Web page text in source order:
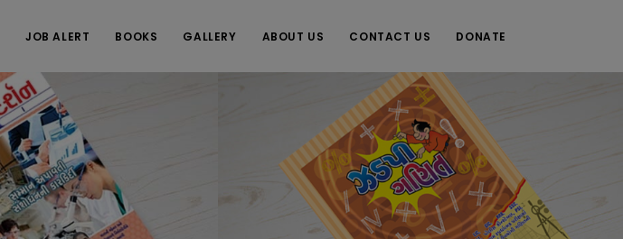
JOB ALERT BOOKS GALLERY ABOUT US CONTACT US DONATE